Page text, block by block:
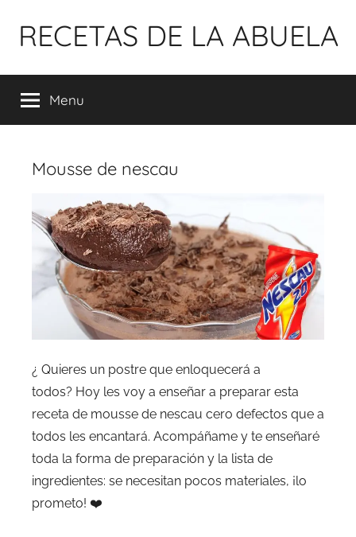
para
conteúdo
RECETAS DE LA ABUELA
Menu
Mousse de nescau
¿ Quieres un postre que enloquecerá a
todos? Hoy les voy a enseñar a preparar esta
receta de mousse de nescau cero defectos que a
todos les encantará. Acompáñame y te enseñaré
toda la forma de preparación y la lista de
ingredientes: se necesitan pocos materiales, ¡lo
prometo! ❤️